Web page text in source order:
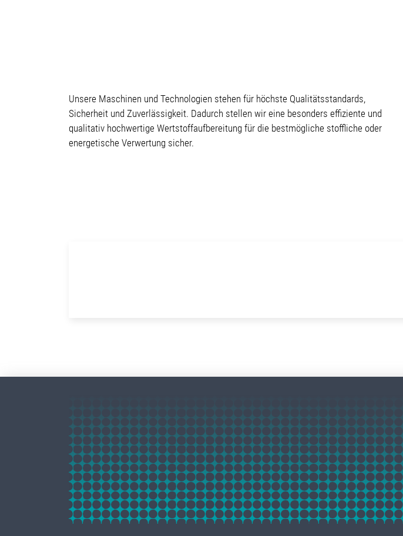
Unsere Maschinen und Technologien stehen für höchste Qualitätsstandards,
Sicherheit und Zuverlässigkeit. Dadurch stellen wir eine besonders effiziente und
qualitativ hochwertige Wertstoffaufbereitung für die bestmögliche stoffliche oder
energetische Verwertung sicher.